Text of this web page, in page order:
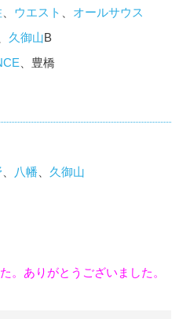
ウエスト
オールサウス
久御山B
、豊橋
八幡 久御山
。ありがとうございました。